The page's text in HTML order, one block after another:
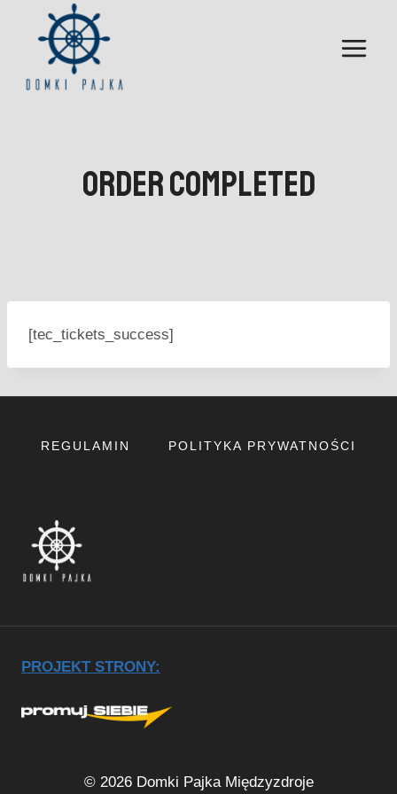
Przejdź
Order Completed
[tec_tickets_success]
REGULAMIN POLITYKA PRYWATNOŚCI
PROJEKT STRONY:
© 2026 Domki Pajka Międzyzdroje